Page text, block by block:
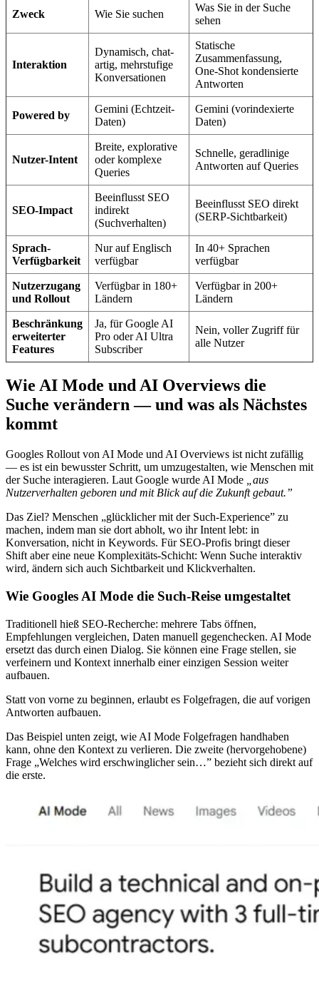
Zweck Wie Sie suchen
Was Sie in der Suche
sehen
Interaktion
Dynamisch, chat-
artig, mehrstufige
Konversationen
Statische
Zusammenfassung,
One-Shot kondensierte
Antworten
Powered by
Gemini (Echtzeit-
Daten)
Gemini (vorindexierte
Daten)
Nutzer-Intent
Breite, explorative
oder komplexe
Queries
Schnelle, geradlinige
Antworten auf Queries
SEO-Impact
Beeinflusst SEO
indirekt
(Suchverhalten)
Beeinflusst SEO direkt
(SERP-Sichtbarkeit)
Sprach-
Verfügbarkeit
Nur auf Englisch
verfügbar
In 40+ Sprachen
verfügbar
Nutzerzugang
und Rollout
Verfügbar in 180+
Ländern
Verfügbar in 200+
Ländern
Beschränkung
erweiterter
Features
Ja, für Google AI
Pro oder AI Ultra
Subscriber
Nein, voller Zugriff für
alle Nutzer
Wie AI Mode und AI Overviews die
Suche verändern — und was als Nächstes
kommt
Googles Rollout von AI Mode und AI Overviews ist nicht zufällig
— es ist ein bewusster Schritt, um umzugestalten, wie Menschen mit
der Suche interagieren. Laut Google wurde AI Mode
„aus
Nutzerverhalten geboren und mit Blick auf die Zukunft gebaut.”
Das Ziel? Menschen „glücklicher mit der Such-Experience” zu
machen, indem man sie dort abholt, wo ihr Intent lebt: in
Konversation, nicht in Keywords. Für SEO-Profis bringt dieser
Shift aber eine neue Komplexitäts-Schicht: Wenn Suche interaktiv
wird, ändern sich auch Sichtbarkeit und Klickverhalten.
Wie Googles AI Mode die Such-Reise umgestaltet
Traditionell hieß SEO-Recherche: mehrere Tabs öffnen,
Empfehlungen vergleichen, Daten manuell gegenchecken. AI Mode
ersetzt das durch einen Dialog. Sie können eine Frage stellen, sie
verfeinern und Kontext innerhalb einer einzigen Session weiter
aufbauen.
Statt von vorne zu beginnen, erlaubt es Folgefragen, die auf vorigen
Antworten aufbauen.
Das Beispiel unten zeigt, wie AI Mode Folgefragen handhaben
kann, ohne den Kontext zu verlieren. Die zweite (hervorgehobene)
Frage „Welches wird erschwinglicher sein…” bezieht sich direkt auf
die erste.